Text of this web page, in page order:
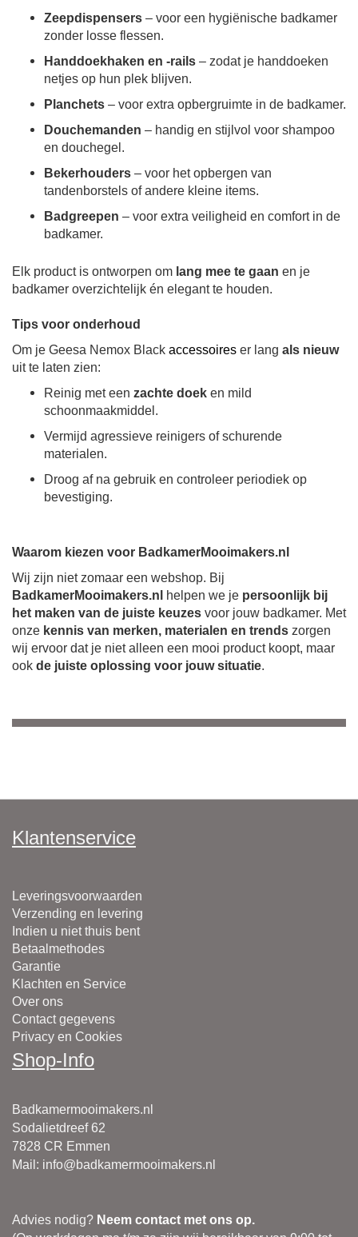
Zeepdispensers – voor een hygiënische badkamer
zonder losse flessen.
Handdoekhaken en -rails – zodat je handdoeken
netjes op hun plek blijven.
Planchets – voor extra opbergruimte in de badkamer.
Douchemanden – handig en stijlvol voor shampoo
en douchegel.
Bekerhouders – voor het opbergen van
tandenborstels of andere kleine items.
Badgreepen – voor extra veiligheid en comfort in de
badkamer.
Elk product is ontworpen om lang mee te gaan en je
badkamer overzichtelijk én elegant te houden.
Tips voor onderhoud
Om je Geesa Nemox Black accessoires er lang als nieuw
uit te laten zien:
Reinig met een zachte doek en mild
schoonmaakmiddel.
Vermijd agressieve reinigers of schurende
materialen.
Droog af na gebruik en controleer periodiek op
bevestiging.
Waarom kiezen voor BadkamerMooimakers.nl
Wij zijn niet zomaar een webshop. Bij
BadkamerMooimakers.nl
helpen we je persoonlijk bij
het maken van de juiste keuzes voor jouw badkamer. Met
onze kennis van merken, materialen en trends zorgen
wij ervoor dat je niet alleen een mooi product koopt, maar
ook de juiste oplossing voor jouw situatie.
Klantenservice
Leveringsvoorwaarden
Verzending en levering
Indien u niet thuis bent
Betaalmethodes
Garantie
Klachten en Service
Over ons
Contact gegevens
Privacy en Cookies
Shop-Info
Badkamermooimakers.nl
Sodalietdreef 62
7828 CR Emmen
Mail : info@badkamermooimakers.nl
Advies nodig? Neem contact met ons op.